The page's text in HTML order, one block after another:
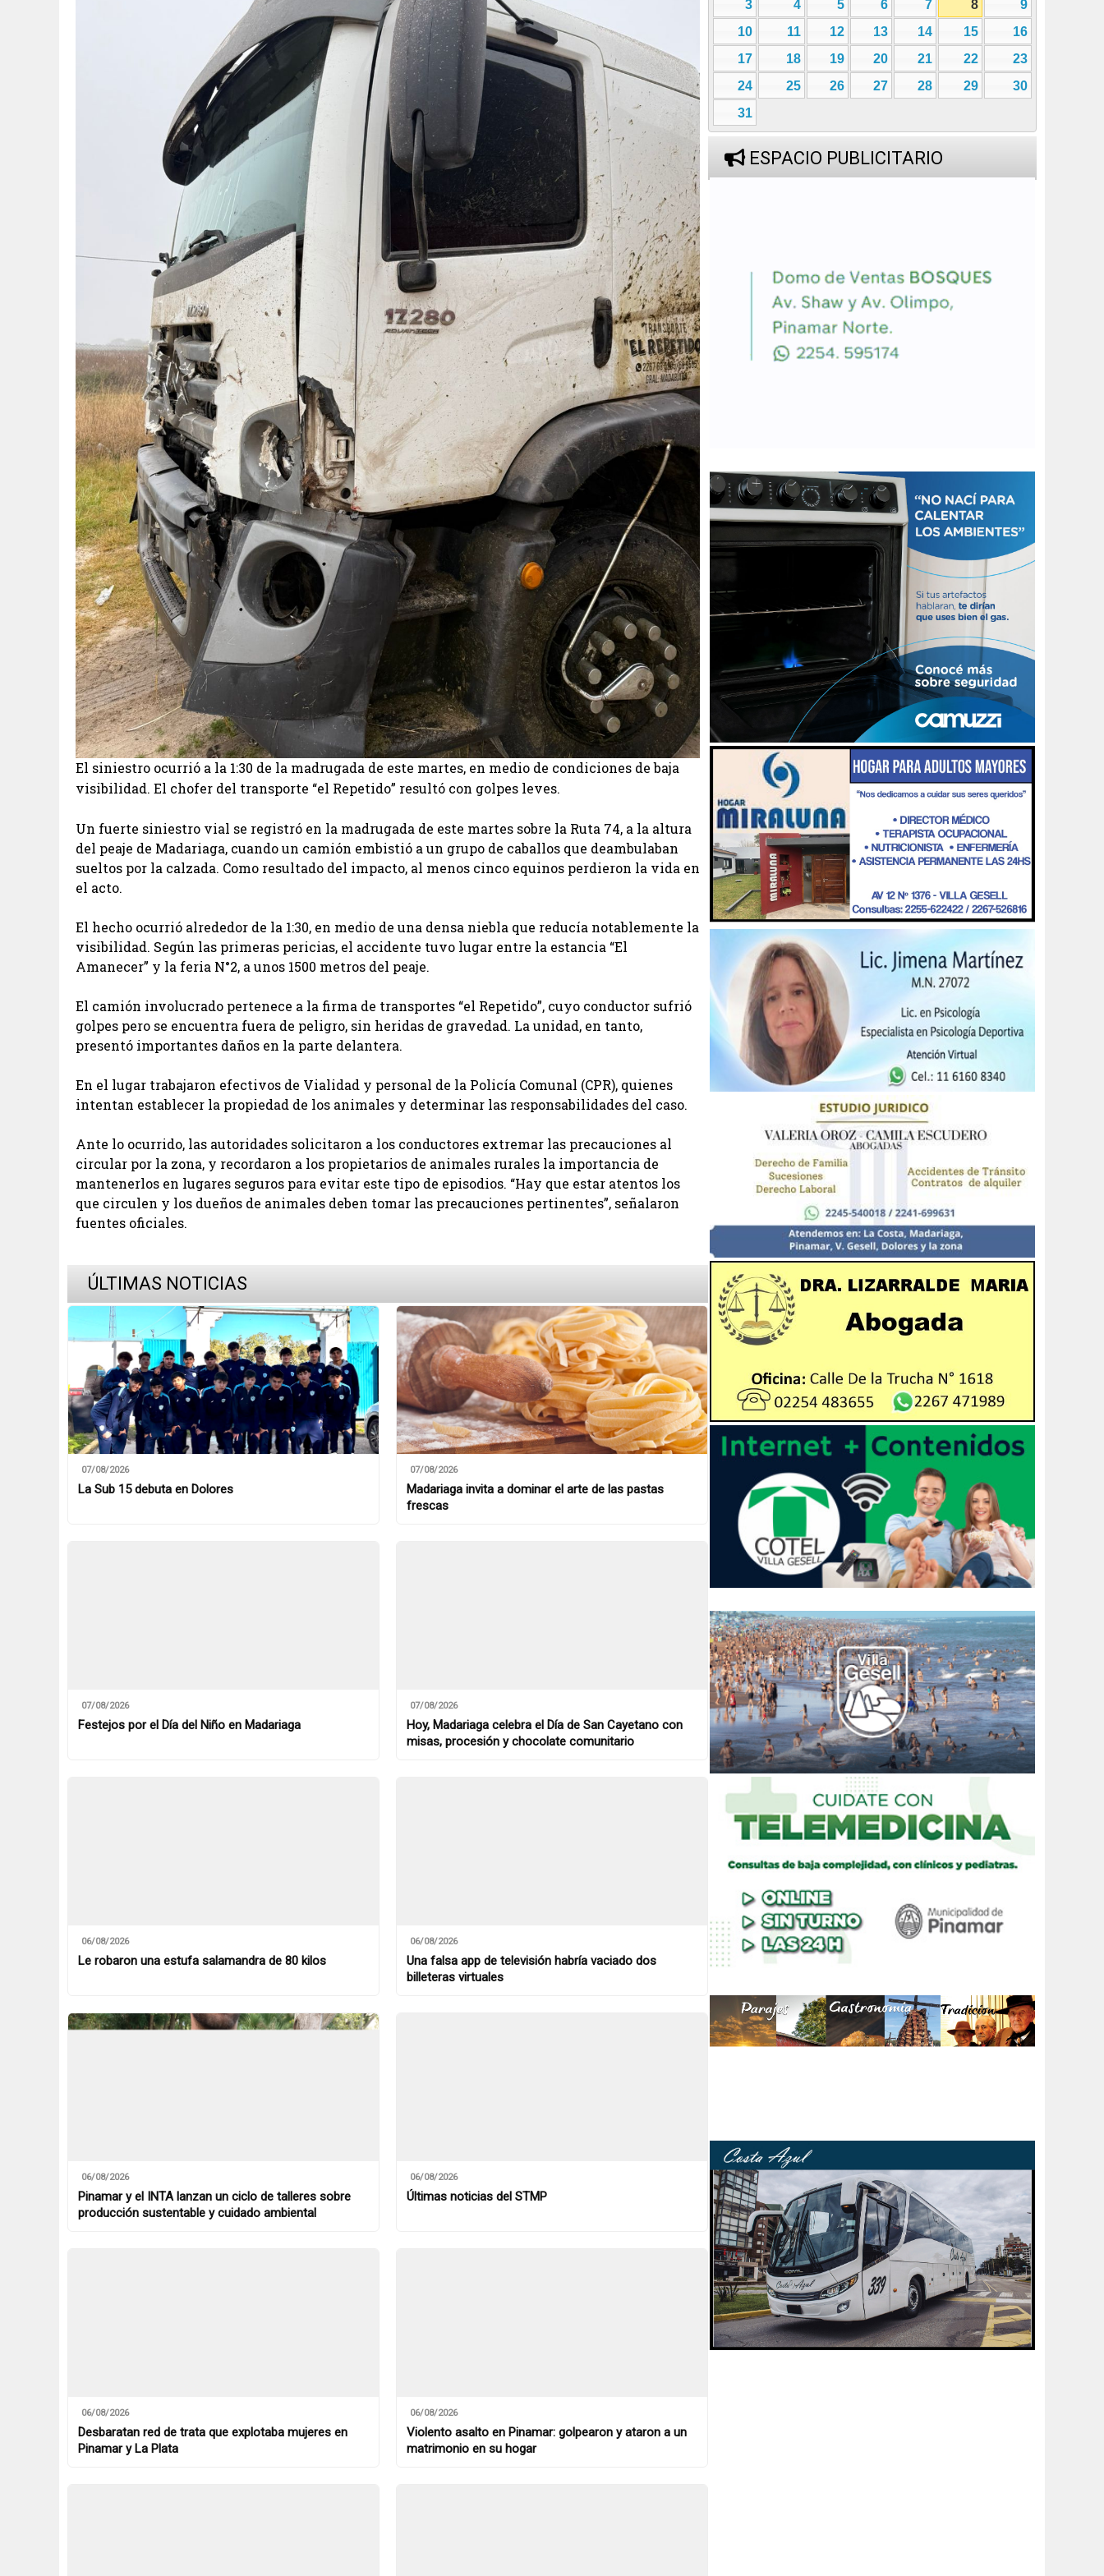
El siniestro ocurrió a la 1:30 de la madrugada de este martes, en medio de condiciones de baja
visibilidad. El chofer del transporte “el Repetido” resultó con golpes leves.
Un fuerte siniestro vial se registró en la madrugada de este martes sobre la Ruta 74, a la altura
del peaje de Madariaga, cuando un camión embistió a un grupo de caballos que deambulaban
sueltos por la calzada. Como resultado del impacto, al menos cinco equinos perdieron la vida en
el acto.
El hecho ocurrió alrededor de la 1:30, en medio de una densa niebla que reducía notablemente la
visibilidad. Según las primeras pericias, el accidente tuvo lugar entre la estancia “El
Amanecer” y la feria N°2, a unos 1500 metros del peaje.
El camión involucrado pertenece a la firma de transportes “el Repetido”, cuyo conductor sufrió
golpes pero se encuentra fuera de peligro, sin heridas de gravedad. La unidad, en tanto,
presentó importantes daños en la parte delantera.
En el lugar trabajaron efectivos de Vialidad y personal de la Policía Comunal (CPR), quienes
intentan establecer la propiedad de los animales y determinar las responsabilidades del caso.
Ante lo ocurrido, las autoridades solicitaron a los conductores extremar las precauciones al
circular por la zona, y recordaron a los propietarios de animales rurales la importancia de
mantenerlos en lugares seguros para evitar este tipo de episodios. “Hay que estar atentos los
que circulen y los dueños de animales deben tomar las precauciones pertinentes”, señalaron
fuentes oficiales.
ÚLTIMAS NOTICIAS
07/08/2026
La Sub 15 debuta en Dolores
07/08/2026
Madariaga invita a dominar el arte de las pastas
frescas
07/08/2026
Festejos por el Día del Niño en Madariaga
07/08/2026
Hoy, Madariaga celebra el Día de San Cayetano con
misas, procesión y chocolate comunitario
06/08/2026
Le robaron una estufa salamandra de 80 kilos
06/08/2026
Una falsa app de televisión habría vaciado dos
billeteras virtuales
06/08/2026
Pinamar y el INTA lanzan un ciclo de talleres sobre
producción sustentable y cuidado ambiental
06/08/2026
Últimas noticias del STMP
06/08/2026
Desbaratan red de trata que explotaba mujeres en
Pinamar y La Plata
06/08/2026
Violento asalto en Pinamar: golpearon y ataron a un
matrimonio en su hogar
3
4 5 6 7 8
9
10
11 12 13 14 15
16
17
18 19 20 21 22
23
24
25 26 27 28 29
30
31
ESPACIO PUBLICITARIO